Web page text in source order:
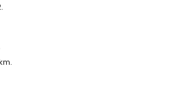
mètres de la maison)
équitation, randonnée, VTT, escalade,
et surf (à moins de 5 kilomètres